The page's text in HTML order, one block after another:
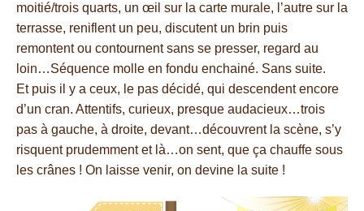
moitié/trois quarts, un œil sur la carte murale, l’autre sur la
terrasse, reniflent un peu, discutent un brin puis
remontent ou contournent sans se presser, regard au
loin…Séquence molle en fondu enchainé. Sans suite.
Et puis il y a ceux, le pas décidé, qui descendent encore
d’un cran. Attentifs, curieux, presque audacieux…trois
pas à gauche, à droite, devant…découvrent la scène, s’y
risquent prudemment et là…on sent, que ça chauffe sous
les crânes ! On laisse venir, on devine la suite !